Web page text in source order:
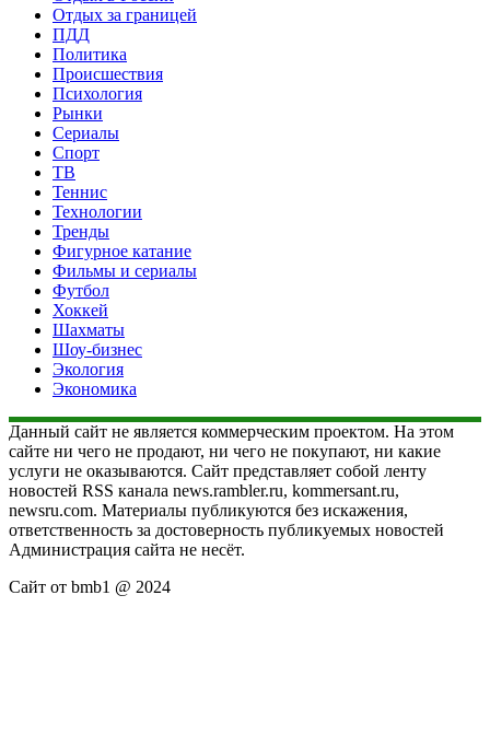
Отдых за границей
ПДД
Политика
Происшествия
Психология
Рынки
Сериалы
Спорт
ТВ
Теннис
Технологии
Тренды
Фигурное катание
Фильмы и сериалы
Футбол
Хоккей
Шахматы
Шоу-бизнес
Экология
Экономика
Данный сайт не является коммерческим проектом. На этом
сайте ни чего не продают, ни чего не покупают, ни какие
услуги не оказываются. Сайт представляет собой ленту
новостей RSS канала news.rambler.ru, kommersant.ru,
newsru.com. Материалы публикуются без искажения,
ответственность за достоверность публикуемых новостей
Администрация сайта не несёт.
Сайт от bmb1 @ 2024